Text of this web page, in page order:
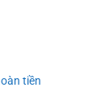
tiền